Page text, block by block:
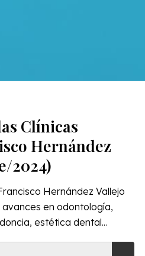
Clínicas
Hernández
2024)
Hernández Vallejo
en odontología,
estética dental...